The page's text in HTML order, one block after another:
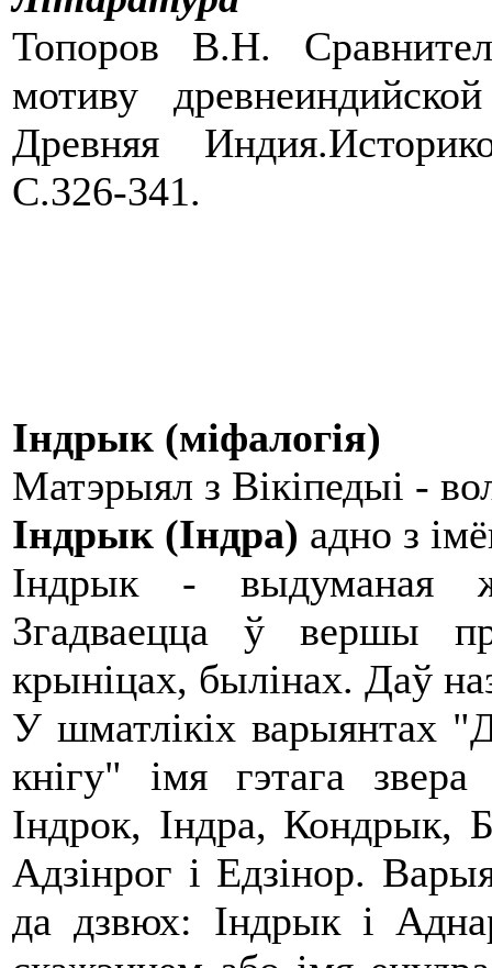
Топоров В.Н.
мотиву
Древняя
С.326-341.
Індрык (міфалогія)
Матэрыял з Вікіпедыі -
Індрык (Індра) адно з
Індрык - выдуманая
Згадваецца ў вершы
крыніцах, былінах. Даў
У шматлікіх варыянтах
кнігу" імя гэтага
Індрок, Індра, Кондрык,
Адзінрог і Едзінор.
да дзвюх: Індрык і